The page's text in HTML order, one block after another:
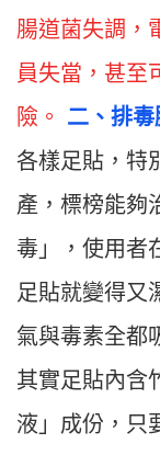
腸道菌失調，
員失當，甚至
險。
二 、 排毒
各樣足貼，特
產，標榜能夠
毒」，使用者
足貼就變得又
氣與毒素全都
其實足貼內含
液」成份，只